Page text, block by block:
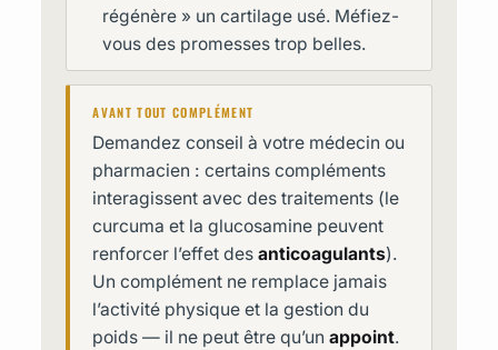
régénère » un cartilage usé. Méfiez-
vous des promesses trop belles.
AVANT TOUT COMPLÉMENT
Demandez conseil à votre médecin ou
pharmacien : certains compléments
interagissent avec des traitements (le
curcuma et la glucosamine peuvent
renforcer l’effet desanticoagulants).
Un complément ne remplace jamais
l’activité physique et la gestion du
poids — il ne peut être qu’unappoint.